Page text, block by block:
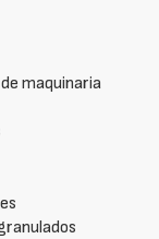
maquinaria